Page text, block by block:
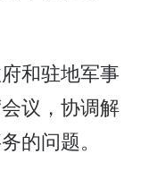
和驻地军事
议，协调解
的问题。